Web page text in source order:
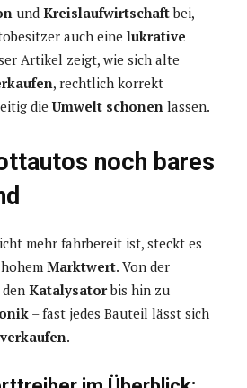
und Kreislaufwirtschaftbei,
auch eine lukrative
Artikel zeigt, wie sich alte
, rechtlich korrekt
dieUmwelt schonen lassen.
noch bares
mehr fahrbereit ist, steckt es
Marktwert. Von der
Katalysatorbis hin zu
– fast jedes Bauteil lässt sich
.